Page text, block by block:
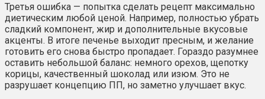
Третья ошибка — попытка сделать рецепт максимально
диетическим любой ценой. Например, полностью убрать
сладкий компонент, жир и дополнительные вкусовые
акценты. В итоге печенье выходит пресным, и желание
готовить его снова быстро пропадает. Гораздо разумнее
оставить небольшой баланс: немного орехов, щепотку
корицы, качественный шоколад или изюм. Это не
разрушает концепцию ПП, но заметно улучшает вкус.